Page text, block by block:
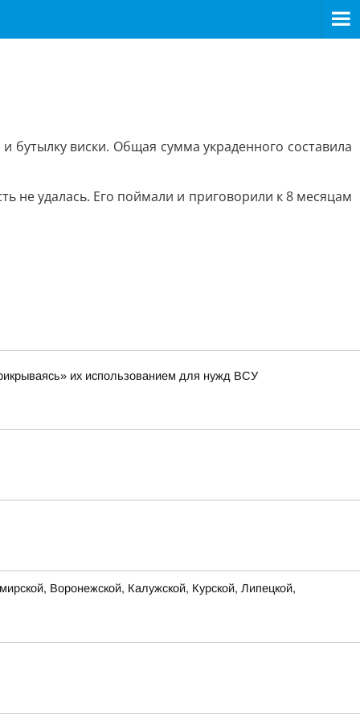
бутылку виски. Общая сумма украденного составила
не удалась. Его поймали и приговорили к 8 месяцам
их использованием для нужд ВСУ
Воронежской, Калужской, Курской, Липецкой,